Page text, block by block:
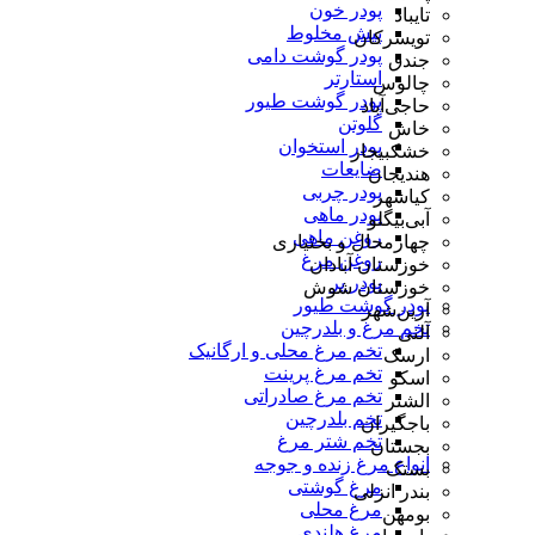
پودر خون
پیش مخلوط
پودر گوشت دامی
استارتر
پودر گوشت طیور
گلوتن
پودر استخوان
ضایعات
پودر چربی
پودر ماهی
روغن ماهی
روغن مرغ
پودر پر
پودر گوشت طیور
تخم مرغ و بلدرچین
تخم مرغ محلی و ارگانیک
تخم مرغ پرینت
تخم مرغ صادراتی
تخم بلدرچین
تخم شتر مرغ
انواع مرغ زنده و جوجه
مرغ گوشتی
مرغ محلی
تایباد
تویسرکان
جندق
چالوس
حاجی‌آباد
خاش
خشکبیجار
هندیجان
کیاشهر
آبی‌بیگلو
چهارمحال و بختیاری
خوزستان آبادان
خوزستان شوش
آرین‌شهر
آلنی
ارسک
اسکو
الشتر
باجگیران
بجستان
بستک
بندر انزلی
بومهن